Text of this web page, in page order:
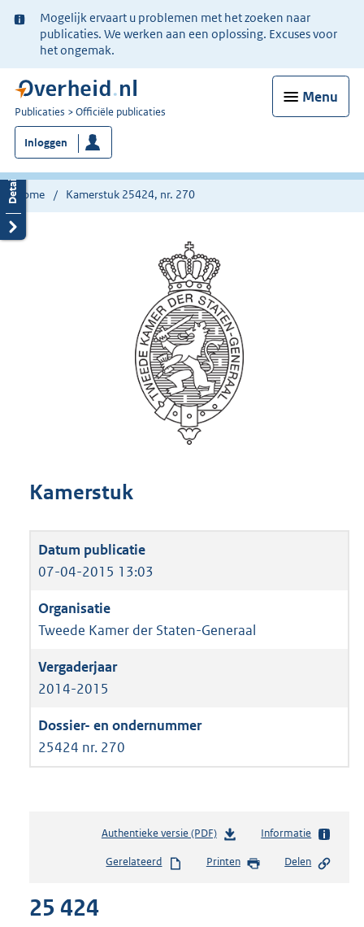
Ter
informatie:
Mogelijk ervaart u problemen met het zoeken naar
publicaties. We werken aan een oplossing. Excuses voor
het ongemak.
Menu
U
bent
nu
hier:
Publicaties Officiële publicaties
Inloggen
Home Kamerstuk 25424, nr. 270
Kamerstuk
07-04-2015 13:03
Tweede Kamer der Staten-Generaal
2014-2015
25424 nr. 270
Authentieke versie (PDF)b
s
Informatie
Gerelateerd Printen Delen
25 424